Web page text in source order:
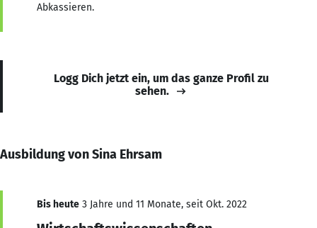
Abkassieren.
Logg Dich jetzt ein, um das ganze Profil zu
sehen.
Ausbildung von Sina Ehrsam
Bis heute 3 Jahre und 11 Monate, seit Okt. 2022